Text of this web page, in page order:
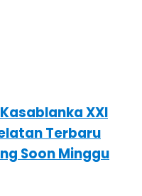
XXI
Terbaru
Soon Minggu